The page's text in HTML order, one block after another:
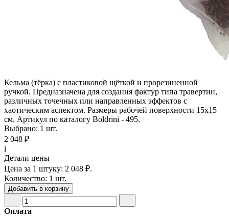
Кельма (тёрка) с пластиковой щёткой и прорезиненной
ручкой. Предназначена для создания фактур типа травертин,
различных точечных или направленных эффектов с
хаотическим аспектом. Размеры рабочей поверхности 15х15
см. Артикул по каталогу Boldrini - 495.
Выбрано: 1 шт.
2 048 ₽
i
Детали цены
Цена за 1 штуку: 2 048 ₽.
Количество: 1 шт.
Добавить в корзину
Оплата